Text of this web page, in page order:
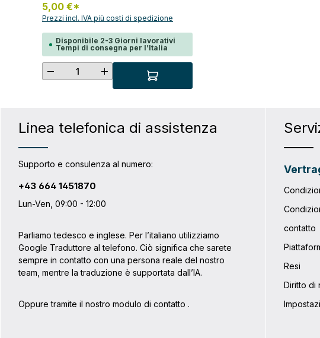
5,00 €*
Prezzi incl. IVA più costi di spedizione
Disponibile 2-3 Giorni lavorativi
Tempi di consegna per l’Italia
Quantità del prodotto: inserisci la
Linea telefonica di assistenza
Supporto e consulenza al numero:
+43 664 1451870
Lun-Ven, 09:00 - 12:00
Parliamo tedesco e inglese. Per l’italiano utilizziamo
Google Traduttore al telefono. Ciò significa che sarete
sempre in contatto con una persona reale del nostro
team, mentre la traduzione è supportata dall’IA.
Oppure tramite il nostro modulo di contatto .
contatto
Resi
Diritto di